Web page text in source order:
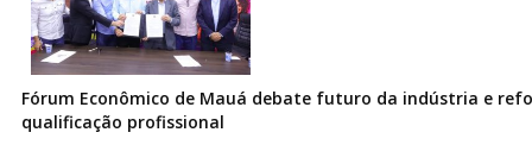
Fórum Econômico de Mauá debate futuro da indústria e
qualificação profissional